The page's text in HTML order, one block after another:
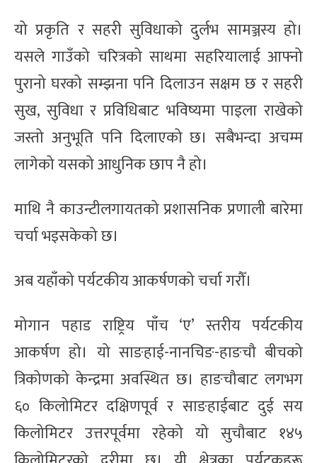
यो प्रकृति र सहरी सुविधाको दुर्लभ सामञ्जस्य हो।
यसले गाउँको चरित्रको साथमा सहरियालाई आफ्नो
पुरानो घरको सम्झना पनि दिलाउन सक्षम छ र सहरी
सुख, सुविधा र प्रविधिबाट भविष्यमा पाइला राखेको
जस्तो अनुभूति पनि दिलाएको छ। सबैभन्दा अचम्म
लागेको यसको आधुनिक छाप नै हो।
माथि नै काउन्टीलगायतको प्रशासनिक प्रणाली बारेमा
चर्चा भइसकेको छ।
अब यहाँको पर्यटकीय आकर्षणको चर्चा गरौँ।
मोगान पहाड राष्ट्रिय पाँच ‘ए’ स्तरीय पर्यटकीय
आकर्षण हो। यो साङहाई-नानचिङ-हाङचौ बीचको
त्रिकोणको केन्द्रमा अवस्थित छ। हाङचौबाट लगभग
६० किलोमिटर दक्षिणपूर्व र साङहाईबाट दुई सय
किलोमिटर उत्तरपूर्वमा रहेको यो सुचौबाट १४५